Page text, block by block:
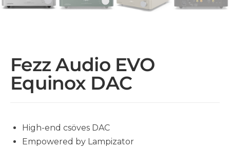
Fezz Audio EVO
Equinox DAC
High-end csöves DAC
Empowered by Lampizator